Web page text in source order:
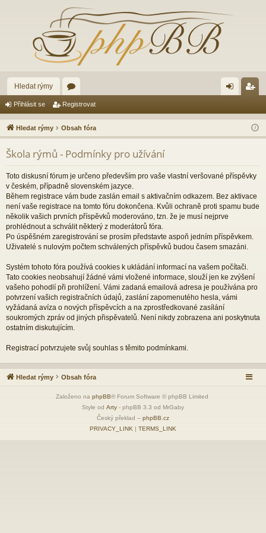
Hledat rýmy
ór
a lá
sit
ist
ro
t
Přihlásit se Registrovat
Hledat rýmy Obsah fóra
Škola rýmů - Podmínky pro užívání
Toto diskusní fórum je určeno především pro vaše vlastní veršované příspěvky
v českém, případně slovenském jazyce.
Během registrace vám bude zaslán email s aktivačním odkazem. Bez aktivace
není vaše registrace na tomto fóru dokončena. Kvůli ochraně proti spamu bude
několik vašich prvních příspěvků moderováno, tzn. že je musí nejprve
prohlédnout a schválit některý z moderátorů fóra.
Po úspěšném zaregistrování se prosím představte aspoň jedním příspěvkem.
Uživatelé s nulovým počtem schválených příspěvků budou časem smazáni.
Systém tohoto fóra používá cookies k ukládání informací na vašem počítači.
Tato cookies neobsahují žádné vámi vložené informace, slouží jen ke zvýšení
vašeho pohodlí při prohlížení. Vámi zadaná emailová adresa je používána pro
potvrzení vašich registračních údajů, zaslání zapomenutého hesla, vámi
vyžádaná avíza o nových příspěvcích a na zprostředkované zasílání
soukromých zpráv od jiných přispěvatelů. Není nikdy zobrazena ani poskytnuta
ostatním diskutujícím.
Registrací potvrzujete svůj souhlas s těmito podmínkami.
Hledat rýmy Obsah fóra
Založeno na phpBB® Forum Software © phpBB Limited
Style od Arty - phpBB 3.3 od MrGaby
Český překlad – phpBB.cz
PRIVACY_LINK | TERMS_LINK